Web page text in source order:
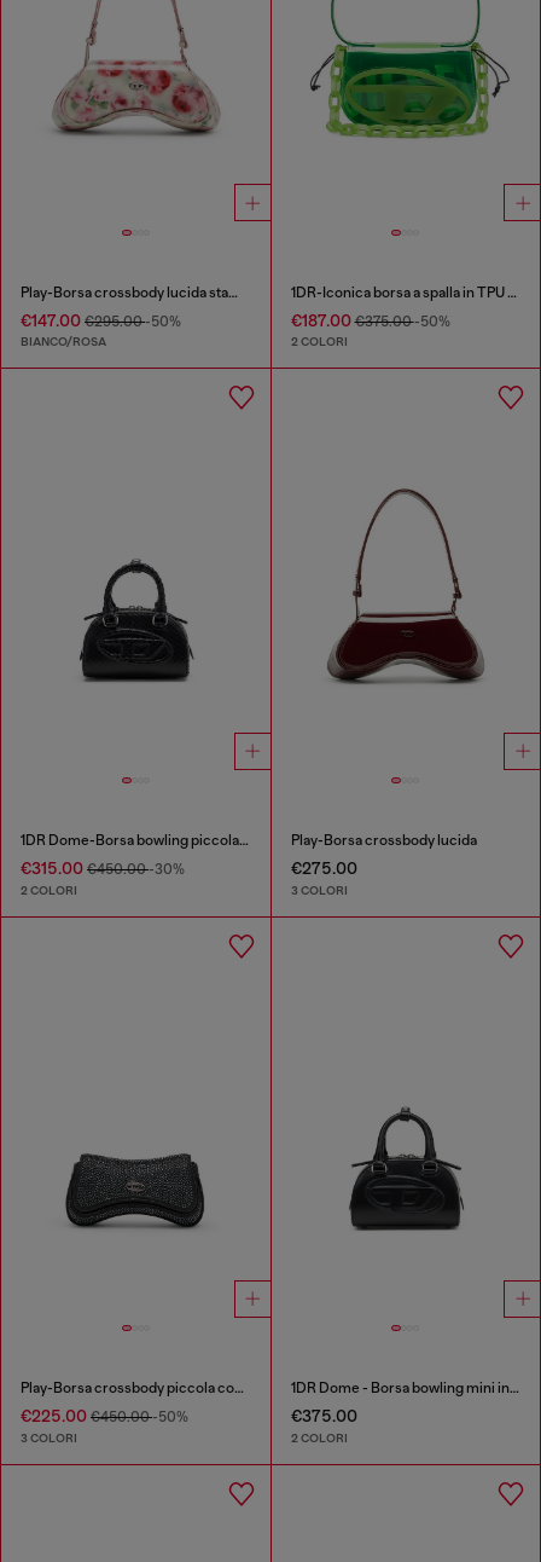
Play-Borsa crossbody lucida stampata
€147.00 €295.00-50%
BIANCO/ROSA
1DR-Iconica borsa a spalla in TPU trasparente
€187.00€375.00-50%
2 COLORI
1DR Dome-Borsa bowling piccola in pelle effetto snake
€315.00 €450.00-30%
2 COLORI
Play-Borsa crossbody lucida
€275.00
3 COLORI
Play-Borsa crossbody piccola con strass
€225.00 €450.00-50%
3 COLORI
1DR Dome - Borsa bowling mini in pelle
€375.00
2 COLORI